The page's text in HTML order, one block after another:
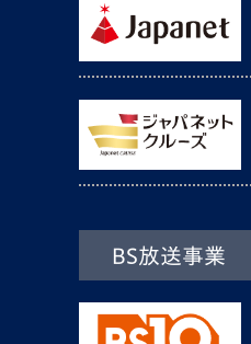
BS放送事業